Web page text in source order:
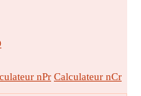
la conception de
pour des
nPr Calculateur nCr